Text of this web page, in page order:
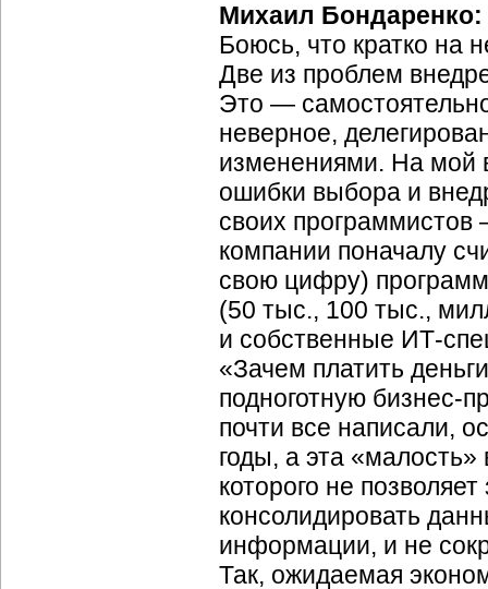
Михаил Бондаренко:
Боюсь, что кратко на
Две из проблем
Это —
неверное,
изменениями. На мой
ошибки выбора и
своих
компании поначалу
свою цифру)
(50 тыс., 100 тыс.,
и собственные ИТ-
«Зачем платить
подноготную бизнес-
почти все написали,
годы, а эта «малость»
которого не
консолидировать
информации, и не
Так, ожидаемая